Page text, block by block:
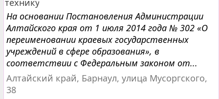
На основании Постановления Администрации
Алтайского края от 1 июля 2014 года № 302 «О
переименовании краевых государственных
учреждений в сфере образования», в
соответствии с Федеральным законом от...
Алтайский край, Барнаул, улица Мусоргского,
38